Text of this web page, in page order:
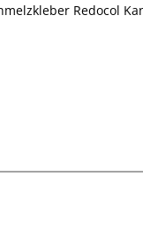
Redocol